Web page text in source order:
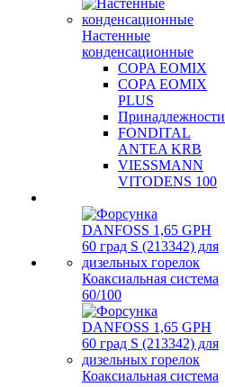
Настенные
конденсационные
COPA EOMIX
COPA EOMIX
PLUS
Принадлежности
FONDITAL
ANTEA KRB
VIESSMANN
VITODENS 100
Коаксиальная система
60/100
Коаксиальная система